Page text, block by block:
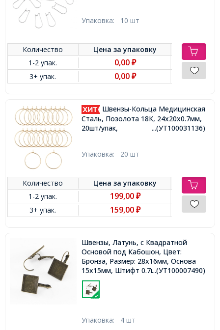
Упаковка: 10 шт
Количество Цена заупаковку
1-2 упак.
0,00 ₽
3+ упак. 0,00 ₽
Швензы-Кольца Медицинская
Сталь, Позолота 18К, 24х20х0.7мм,
20шт/упак,
...(УТ100031136)
Упаковка: 20 шт
Количество Цена заупаковку
1-2 упак.
199,00 ₽
3+ упак. 159,00 ₽
Швензы, Латунь, c Квадратной
Основой под Кабошон, Цвет:
Бронза, Размер: 28х16мм, Основа
15х15мм, Штифт 0.7мм,...(УТ100007490)
Упаковка: 4 шт